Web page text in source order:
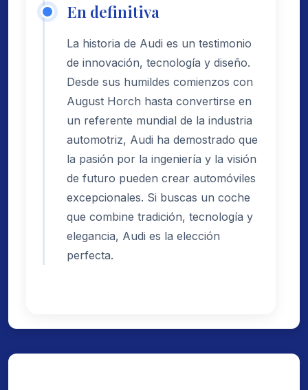
En definitiva
La historia de Audi es un testimonio
de innovación, tecnología y diseño.
Desde sus humildes comienzos con
August Horch hasta convertirse en
un referente mundial de la industria
automotriz, Audi ha demostrado que
la pasión por la ingeniería y la visión
de futuro pueden crear automóviles
excepcionales. Si buscas un coche
que combine tradición, tecnología y
elegancia, Audi es la elección
perfecta.